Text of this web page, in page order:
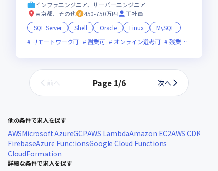
インフラエンジニア、サーバーエンジニア
東京都、その他
450-750万円
正社員
SQL Server
Shell Oracle Linux
MySQL
リモートワーク可
副業可 オンライン選考可 残業月20時間未満
前へ Page 1/6 次へ
他の条件で求人を探す
AWSMicrosoft AzureGCPAWS LambdaAmazon EC2AWS CDK
FirebaseAzure FunctionsGoogle Cloud Functions
CloudFormation
詳細な条件で求人を探す